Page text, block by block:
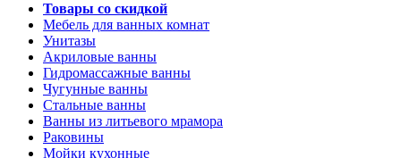
Товары со скидкой
Мебель для ванных комнат
Унитазы
Акриловые ванны
Гидромассажные ванны
Чугунные ванны
Стальные ванны
Ванны из литьевого мрамора
Раковины
Мойки кухонные